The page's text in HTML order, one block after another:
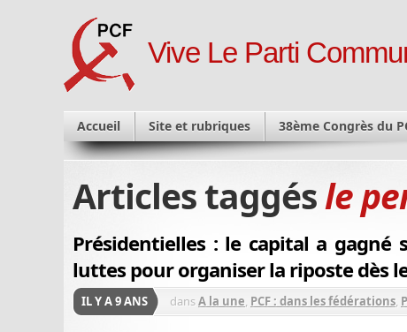
Vive Le Parti
Accueil Site et rubriques 38ème Congrès du
Articles taggésle
Présidentielles : le capital a
luttes pour organiser la riposte dès
IL Y A 9 ANS dansA la une, PCF : dans les fédérations,